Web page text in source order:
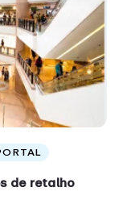
de retalho